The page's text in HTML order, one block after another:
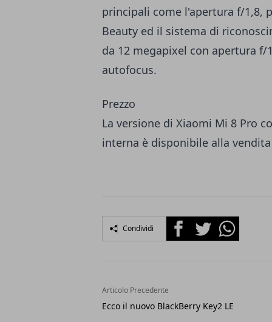
principali come l'apertura f/1,8,
Beauty ed il sistema di
da 12 megapixel con apertura
autofocus.
Prezzo
La versione di Xiaomi Mi 8 Pro
interna è disponibile alla
Condividi FacebookTwitterWhatsapp
Articolo Precedente
Ecco il nuovo BlackBerry Key2 LE